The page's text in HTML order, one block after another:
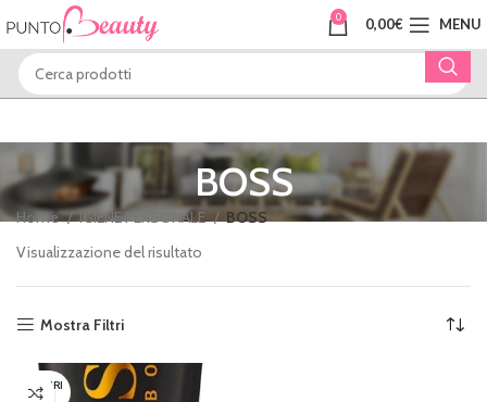
0 0,00€ MENU
BOSS
Home IGIENE PERSONALE
BOSS
Visualizzazione del risultato
Mostra Filtri
ESAURI
TO